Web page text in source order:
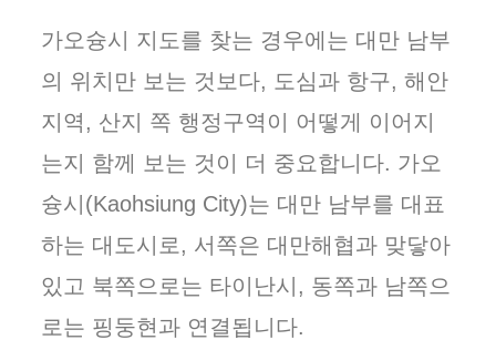
가오슝시 지도를 찾는 경우에는 대만 남부
의 위치만 보는 것보다, 도심과 항구, 해안
지역, 산지 쪽 행정구역이 어떻게 이어지
는지 함께 보는 것이 더 중요합니다. 가오
슝시(Kaohsiung City)는 대만 남부를 대표
하는 대도시로, 서쪽은 대만해협과 맞닿아
있고 북쪽으로는 타이난시, 동쪽과 남쪽으
로는 핑둥현과 연결됩니다.